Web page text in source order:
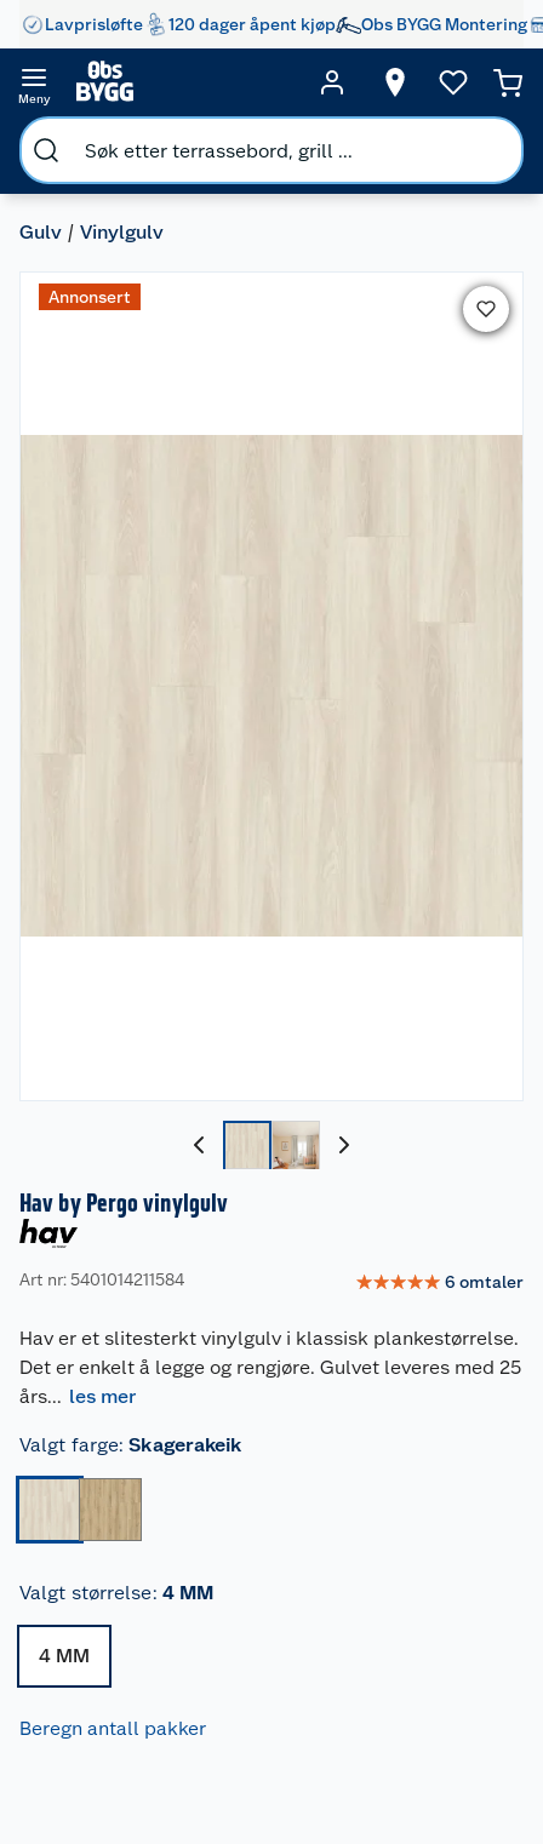
Lavprisløfte 120 dager åpent kjøp Obs BYGG Montering
Meny
Gulv Vinylgulv
Annonsert
Hav by Pergo vinylgulv
Art nr: 5401014211584 ☆☆☆☆☆ 6 omtaler
Hav er et slitesterkt vinylgulv i klassisk plankestørrelse.
Det er enkelt å legge og rengjøre. Gulvet leveres med 25
års... les mer
Valgt farge: Skagerakeik
Valgt størrelse: 4 MM
4 MM
Beregn antall pakker